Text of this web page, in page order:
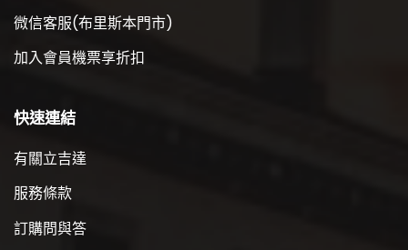
微信客服(布里斯本門市)
加入會員機票享折扣
快速連結
有關立吉達
服務條款
訂購問與答